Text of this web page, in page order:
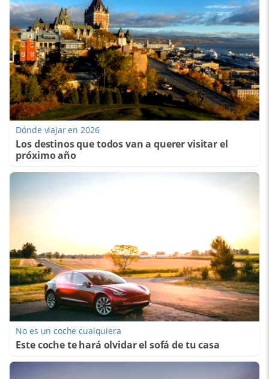
Dónde viajar en 2026
Los destinos que todos van a querer visitar el
próximo año
No es un coche cualquiera
Este coche te hará olvidar el sofá de tu casa